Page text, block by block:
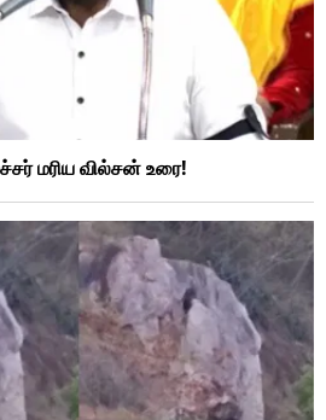
மரிய வில்சன் உரை!